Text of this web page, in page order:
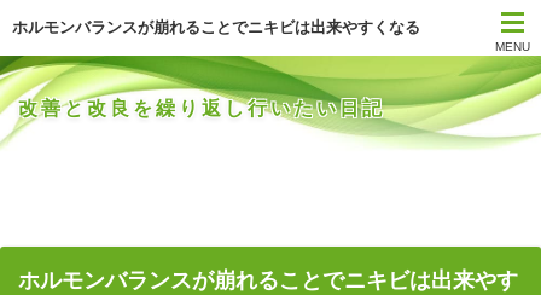
ホルモンバランスが崩れることでニキビは出来やすくなる
MENU
改善と改良を繰り返し行いたい日記
ホルモンバランスが崩れることでニキビは出来やす